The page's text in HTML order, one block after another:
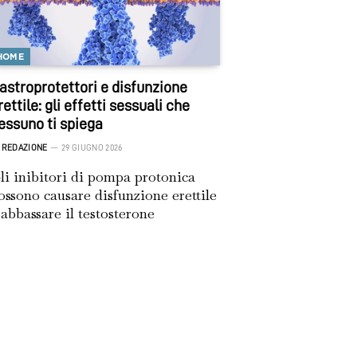
e disfunzione
gli effetti sessuali che
ti spiega
REDAZIONE 29 GIUGNO 2026
inibitori di pompa protonica
causare disfunzione erettile
il testosterone